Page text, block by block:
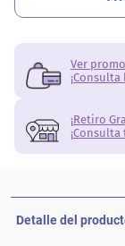
Ver
¡Retiro
Detalle del